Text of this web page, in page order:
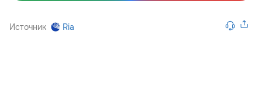
Источник Ria